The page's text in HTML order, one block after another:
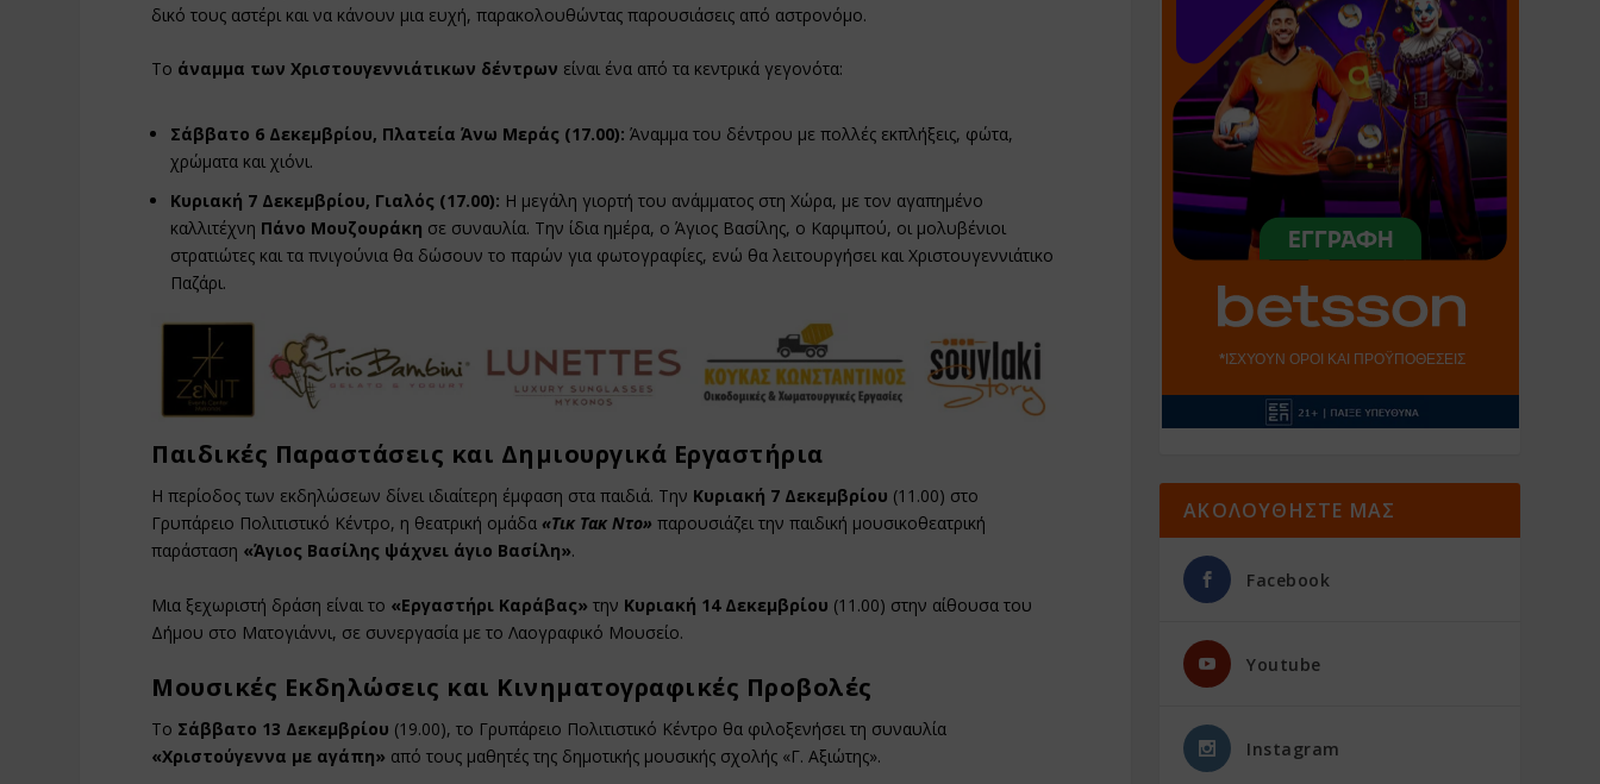
δικό τους αστέρι και να κάνουν μια ευχή, παρακολουθώντας παρουσιάσεις από αστρονόμο.
Το άναμμα των Χριστουγεννιάτικων δέντρων είναι ένα από τα κεντρικά γεγονότα:
Σάββατο 6 Δεκεμβρίου, Πλατεία Άνω Μεράς (17.00): Άναμμα του δέντρου με πολλές εκπλήξεις, φώτα,
χρώματα και χιόνι.
Κυριακή 7 Δεκεμβρίου, Γιαλός (17.00): Η μεγάλη γιορτή του ανάμματος στη Χώρα, με τον αγαπημένο
καλλιτέχνη Πάνο Μουζουράκη σε συναυλία. Την ίδια ημέρα, ο Άγιος Βασίλης, ο Καριμπού, οι μολυβένιοι
στρατιώτες και τα πνιγούνια θα δώσουν το παρών για φωτογραφίες, ενώ θα λειτουργήσει και Χριστουγεννιάτικο
Παζάρι.
Παιδικές Παραστάσεις και Δημιουργικά Εργαστήρια
Η περίοδος των εκδηλώσεων δίνει ιδιαίτερη έμφαση στα παιδιά. Την Κυριακή 7 Δεκεμβρίου (11.00) στο
Γρυπάρειο Πολιτιστικό Κέντρο, η θεατρική ομάδα«Τικ Τακ Ντο» παρουσιάζει την παιδική μουσικοθεατρική
παράσταση «Άγιος Βασίλης ψάχνει άγιο Βασίλη».
Μια ξεχωριστή δράση είναι το «Εργαστήρι Καράβας» την Κυριακή 14 Δεκεμβρίου (11.00) στην αίθουσα του
Δήμου στο Ματογιάννι, σε συνεργασία με το Λαογραφικό Μουσείο.
Μουσικές Εκδηλώσεις και Κινηματογραφικές Προβολές
Το Σάββατο 13 Δεκεμβρίου (19.00), το Γρυπάρειο Πολιτιστικό Κέντρο θα φιλοξενήσει τη συναυλία
«Χριστούγεννα με αγάπη» από τους μαθητές της δημοτικής μουσικής σχολής «Γ. Αξιώτης».
ΑΚΟΛΟΥΘΗΣΤΕ ΜΑΣ
Facebook
Youtube
Instagram